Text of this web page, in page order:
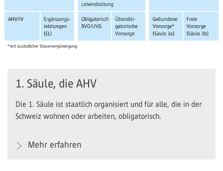
1. Säule, die AHV
Die 1. Säule ist staatlich organisiert und für alle, die in der
Schweiz wohnen oder arbeiten, obligatorisch.
Mehr erfahren